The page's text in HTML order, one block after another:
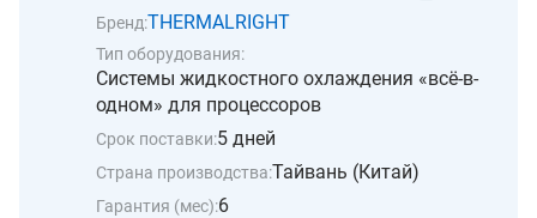
Бренд:THERMALRIGHT
Тип оборудования:
Системы жидкостного охлаждения «всё-в-
одном» для процессоров
Срок поставки:5 дней
Страна производства:Тайвань (Китай)
Гарантия (мес):6